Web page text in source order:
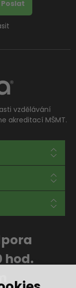
vzdělávání
akreditací MŠMT.
hod.